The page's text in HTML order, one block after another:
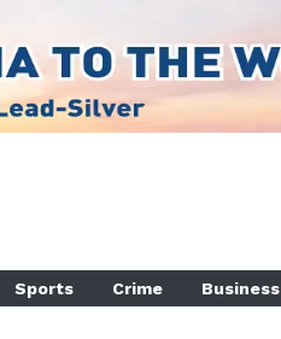
Sports Crime Business